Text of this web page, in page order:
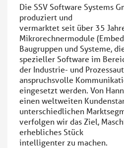
Die SSV Software Systems
produziert und
vermarktet seit über 35
Mikrorechnermodule
Baugruppen und Systeme,
spezieller Software im
der Industrie- und
anspruchsvolle
eingesetzt werden. Von
einen weltweiten
unterschiedlichen
verfolgen wir das Ziel,
erhebliches Stück
intelligenter zu machen.